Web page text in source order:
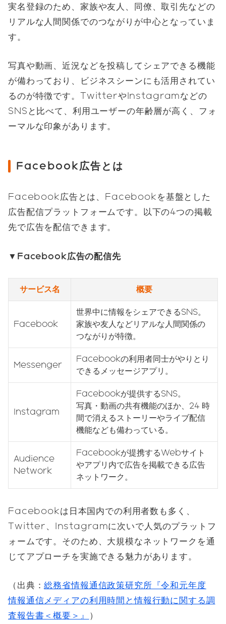
実名登録のため、家族や友人、同僚、取引先などの
リアルな人間関係でのつながりが中心となっていま
す。
写真や動画、近況などを投稿してシェアできる機能
が備わっており、ビジネスシーンにも活用されてい
るのが特徴です。TwitterやInstagramなどの
SNSと比べて、利用ユーザーの年齢層が高く、フォ
ーマルな印象があります。
Facebook広告とは
Facebook広告とは、Facebookを基盤とした
広告配信プラットフォームです。以下の4つの掲載
先で広告を配信できます。
▼Facebook広告の配信先
サービス名 概要
Facebook
世界中に情報をシェアできるSNS。
家族や友人などリアルな人間関係の
つながりが特徴。
Messenger
Facebookの利用者同士がやりとり
できるメッセージアプリ。
Instagram
Facebookが提供するSNS。
写真・動画の共有機能のほか、24 時
間で消えるストーリーやライブ配信
機能なども備わっている。
Audience
Network
Facebookが提携するWebサイト
やアプリ内で広告を掲載できる広告
ネットワーク。
Facebookは日本国内での利用者数も多く、
Twitter、Instagramに次いで人気のプラットフ
ォームです。そのため、大規模なネットワークを通
じてアプローチを実施できる魅力があります。
（出典：総務省情報通信政策研究所『令和元年度
情報通信メディアの利用時間と情報行動に関する調
査報告書＜概要＞』
）